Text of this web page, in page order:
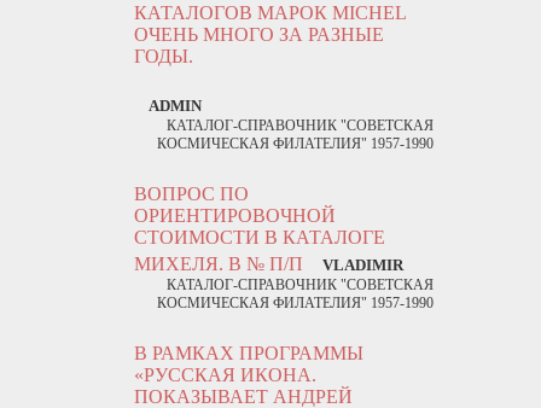
КАТАЛОГОВ МАРОК MICHEL
ОЧЕНЬ МНОГО ЗА РАЗНЫЕ
ГОДЫ.
ADMIN
КАТАЛОГ-СПРАВОЧНИК "СОВЕТСКАЯ
КОСМИЧЕСКАЯ ФИЛАТЕЛИЯ" 1957-1990
ВОПРОС ПО
ОРИЕНТИРОВОЧНОЙ
СТОИМОСТИ В КАТАЛОГЕ
МИХЕЛЯ. В № П/П
VLADIMIR
КАТАЛОГ-СПРАВОЧНИК "СОВЕТСКАЯ
КОСМИЧЕСКАЯ ФИЛАТЕЛИЯ" 1957-1990
В РАМКАХ ПРОГРАММЫ
«РУССКАЯ ИКОНА.
ПОКАЗЫВАЕТ АНДРЕЙ